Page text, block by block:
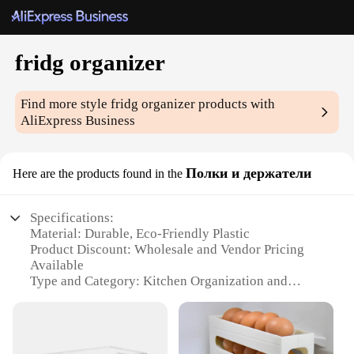
fridg organizer
Find more stylefridg organizer products with
AliExpress Business
Here are the products found in the Полки и держатели
Specifications:
Material: Durable, Eco-Friendly Plastic
Product Discount: Wholesale and Vendor Pricing
Available
Type and Category: Kitchen Organization and
Design and Style: Sleek, Modern Design
Usage and Purpose: Versatile for Refrigerator and
Pantry Organization